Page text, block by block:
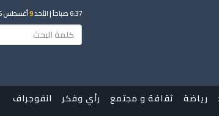
6:37 صباحاً | الأحد9أغسطس 2026 م |
رياضة ثقافة و مجتمع رأي وفكر
انفوجراف